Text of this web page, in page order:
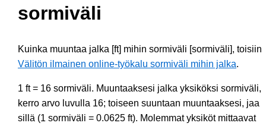
sormiväli
Kuinka muuntaa jalka [ft] mihin sormiväli [sormiväli], toisiin
Välitön ilmainen online-työkalu sormiväli mihin jalka.
1 ft = 16 sormiväli. Muuntaaksesi jalka yksiköksi sormiväli,
kerro arvo luvulla 16; toiseen suuntaan muuntaaksesi, jaa
sillä (1 sormiväli = 0.0625 ft). Molemmat yksiköt mittaavat